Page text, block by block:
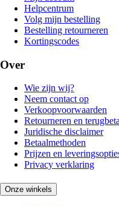
Helpcentrum
Volg mijn bestelling
Bestelling retourneren
Kortingscodes
Over
Wie zijn wij?
Neem contact op
Verkoopvoorwaarden
Retourneren en
Juridische disclaimer
Betaalmethoden
Prijzen en
Privacy verklaring
Onze winkels